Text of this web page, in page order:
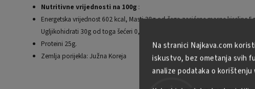
Na stranici Najkava.com
iskustvo, bez ometanja svih
analize podataka o korištenju
Nutritivne vrijednosti na 100g :
Energetska vrijednost 602 kcal, Masti 38g od čega zasićene masne kiseline
Ugljikohidrati 30g od toga šećeri 0,5g,
Proteini 25g.
Zemlja porijekla: Južna Koreja